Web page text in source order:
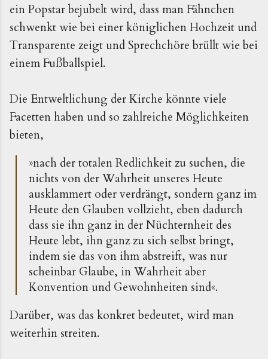
ein Popstar bejubelt wird, dass man Fähnchen
schwenkt wie bei einer königlichen Hochzeit und
Transparente zeigt und Sprechchöre brüllt wie bei
einem Fußballspiel.
Die Entweltlichung der Kirche könnte viele
Facetten haben und so zahlreiche Möglichkeiten
bieten,
»nach der totalen Redlichkeit zu suchen, die
nichts von der Wahrheit unseres Heute
ausklammert oder verdrängt, sondern ganz im
Heute den Glauben vollzieht, eben dadurch
dass sie ihn ganz in der Nüchternheit des
Heute lebt, ihn ganz zu sich selbst bringt,
indem sie das von ihm abstreift, was nur
scheinbar Glaube, in Wahrheit aber
Konvention und Gewohnheiten sind«.
Darüber, was das konkret bedeutet, wird man
weiterhin streiten.